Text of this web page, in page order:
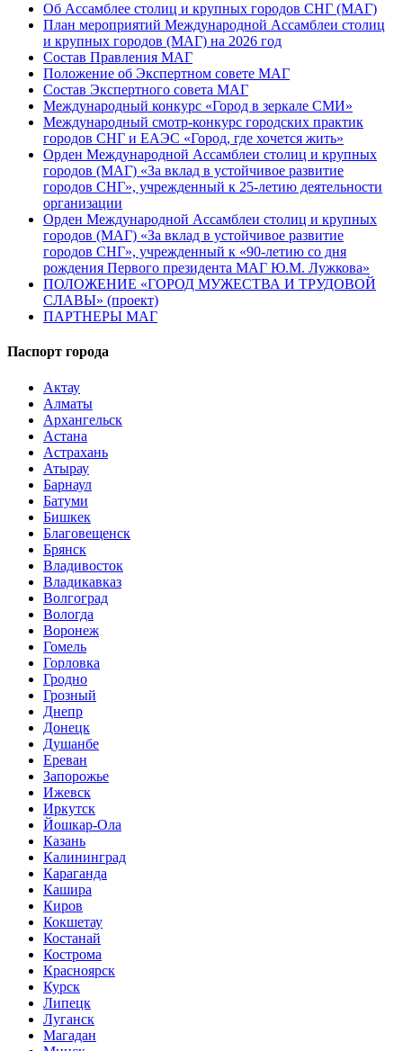
Об Ассамблее столиц и крупных городов СНГ (МАГ)
План мероприятий Международной Ассамблеи столиц
и крупных городов (МАГ) на 2026 год
Состав Правления МАГ
Положение об Экспертном совете МАГ
Состав Экспертного совета МАГ
Международный конкурс «Город в зеркале СМИ»
Международный смотр-конкурс городских практик
городов СНГ и ЕАЭС «Город, где хочется жить»
Орден Международной Ассамблеи столиц и крупных
городов (МАГ) «За вклад в устойчивое развитие
городов СНГ», учрежденный к 25-летию деятельности
организации
Орден Международной Ассамблеи столиц и крупных
городов (МАГ) «За вклад в устойчивое развитие
городов СНГ», учрежденный к «90-летию со дня
рождения Первого президента МАГ Ю.М. Лужкова»
ПОЛОЖЕНИЕ «ГОРОД МУЖЕСТВА И ТРУДОВОЙ
СЛАВЫ» (проект)
ПАРТНЕРЫ МАГ
Паспорт города
Актау
Алматы
Архангельск
Астана
Астрахань
Атырау
Барнаул
Батуми
Бишкек
Благовещенск
Брянск
Владивосток
Владикавказ
Волгоград
Вологда
Воронеж
Гомель
Горловка
Гродно
Грозный
Днепр
Донецк
Душанбе
Ереван
Запорожье
Ижевск
Иркутск
Йошкар-Ола
Казань
Калининград
Караганда
Кашира
Киров
Кокшетау
Костанай
Кострома
Красноярск
Курск
Липецк
Луганск
Магадан